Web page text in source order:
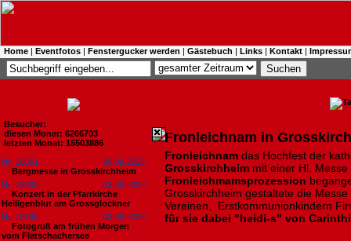
Home | Eventfotos | Fenstergucker werden | Gästebuch | Links | Kontakt |
Besucher:
diesen Monat: 6266703
letzten Monat: 15503886
Nr. 18801
06.08.2026
Bergmesse in Grosskirchheim
Nr. 18800
03.08.2026
Konzert in der Pfarrkirche
Heiligenblut am Grossglockner
Nr. 18799
03.08.2026
Fotogruß am frühen Morgen
vom Flatschachersee
Fronleichnam in
Fronleichnam das Hochfest der
Grosskirchheim mit einer Hl.
Fronleichmamsprozession
Grosskirchheim gestaltete die
Vereinen, Erstkommunionkindern
für sie dabei "heidi-s" von